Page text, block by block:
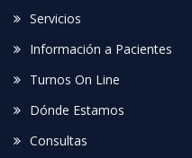
Servicios
Información a Pacientes
Turnos On Line
Dónde Estamos
Consultas